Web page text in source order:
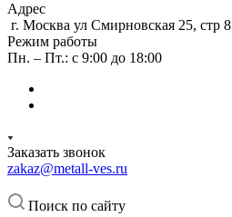
Адрес
г. Москва ул Смирновская 25, стр 8
Режим работы
Пн. – Пт.: с 9:00 до 18:00
Заказать звонок
zakaz@metall-ves.ru
Поиск по сайту